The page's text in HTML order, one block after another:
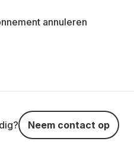
annuleren
Neem contact op